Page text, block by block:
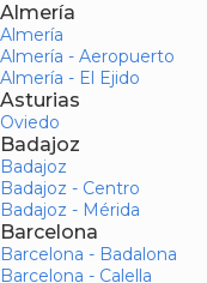
Almería
Almería
Almería - Aeropuerto
Almería - El Ejido
Asturias
Oviedo
Badajoz
Badajoz
Badajoz - Centro
Badajoz - Mérida
Barcelona
Barcelona - Badalona
Barcelona - Calella